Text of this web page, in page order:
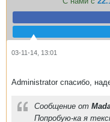
03-11-14, 13:01
Administrator спасибо,
Сообщение от
Попробую-ка я